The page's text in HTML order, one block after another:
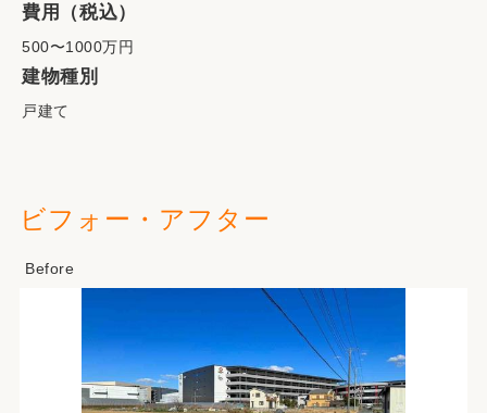
費用（税込）
500〜1000万円
建物種別
戸建て
ビフォー・アフター